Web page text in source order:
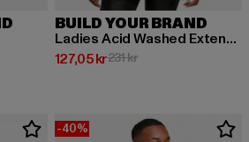
kr 347 kr
BUILD YOUR BRAND
Ladies Acid Washed Extended Shoulder
127,05 kr
Nuvarande pris: 127,05 kr
231 krKampanjpris: 231 kr
-40%